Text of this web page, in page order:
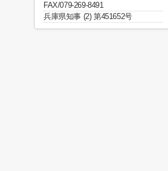
FAX/079-269-8491
兵庫県知事 (2) 第451652号